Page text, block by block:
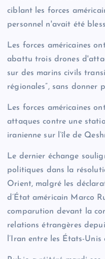
ciblant les forces
personnel n'avait été
Les forces américaines
abattu trois drones
sur des marins civils
régionales”, sans donner
Les forces américaines
attaques contre une
iranienne sur l’île de
Le dernier échange
politiques dans la
Orient, malgré les
d’État américain Marco
comparution devant la
relations étrangères
l’Iran entre les États-Unis